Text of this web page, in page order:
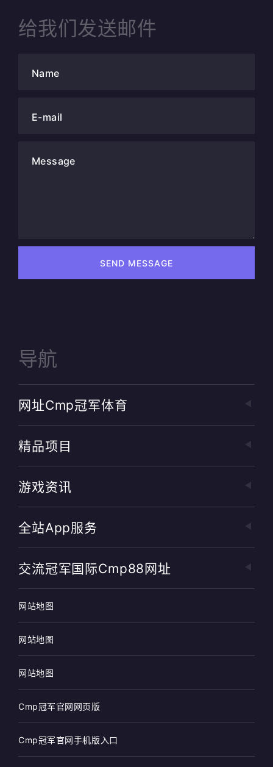
给我们发送邮件
Name
E-mail
Message
SEND MESSAGE
导航
网址cmp冠军体育
精品项目
游戏资讯
全站app服务
交流冠军国际cmp88网址
网站地图
网站地图
网站地图
Cmp冠军官网网页版
Cmp冠军官网手机版入口